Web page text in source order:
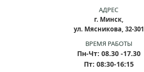
АДРЕС
г. Минск,
ул. Мясникова, 32-301
ВРЕМЯ РАБОТЫ
Пн-Чт: 08.30 -17.30
Пт: 08:30-16:15